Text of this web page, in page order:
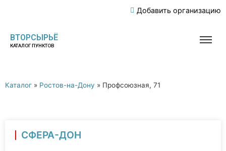
Добавить организацию
ВТОРСЫРЬЁ
КАТАЛОГ ПУНКТОВ
Каталог » Ростов-на-Дону » Профсоюзная, 71
СФЕРА-ДОН